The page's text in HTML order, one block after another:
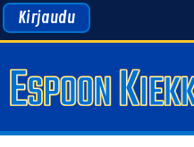
Kirjaudu